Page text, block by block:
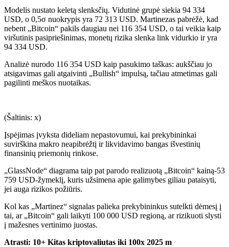
Modelis nustato keletą slenksčių. Vidutinė grupė siekia 94 334
USD, o 0,5σ nuokrypis yra 72 313 USD. Martinezas pabrėžė, kad
nebent „Bitcoin“ pakils daugiau nei 116 354 USD, o tai veikia kaip
viršutinis pasipriešinimas, monetų rizika slenka link vidurkio ir yra
94 334 USD.
Analizė nurodo 116 354 USD kaip pasukimo taškas: aukščiau jo
atsigavimas gali atgaivinti „Bullish“ impulsą, tačiau atmetimas gali
pagilinti meškos nuotaikas.
(Šaltinis: x)
Įspėjimas įvyksta dideliam nepastovumui, kai prekybininkai
suvirškina makro neapibrėžtį ir likvidavimo bangas išvestinių
finansinių priemonių rinkose.
„GlassNode“ diagrama taip pat parodo realizuotą „Bitcoin“ kainą-53
759 USD-žymeklį, kuris užsimena apie galimybes giliau pataisyti,
jei auga rizikos požiūris.
Kol kas „Martinez“ signalas palieka prekybininkus sutelkti dėmesį į
tai, ar „Bitcoin“ gali laikyti 100 000 USD regioną, ar rizikuoti slysti
į mažesnes vertinimo juostas.
Atrasti: 10+ Kitas kriptovaliutas iki 100x 2025 m